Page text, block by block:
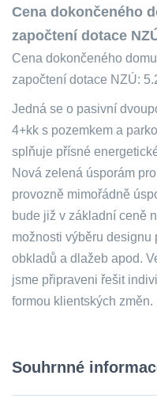
Cena dokončeného
započtení dotace
Cena dokončeného
započtení dotace NZÚ:
Jedná se o pasivní
4+kk s pozemkem a
splňuje přísné
Nová zelená úsporám
provozně mimořádně
bude již v základní ceně
možnosti výběru designu
obkladů a dlažeb apod.
jsme připraveni řešit
formou klientských změn.
Souhrnné